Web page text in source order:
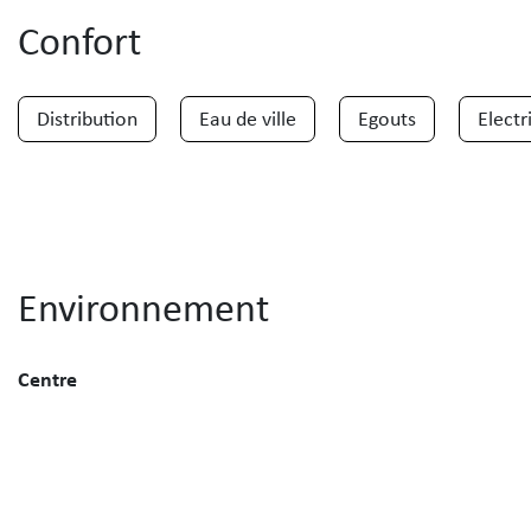
Confort
Distribution Eau de ville Egouts
Environnement
Centre